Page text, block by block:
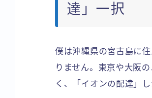
達」一択
僕は沖縄県の宮古島に
りません。東京や大阪
く、「イオンの配達」